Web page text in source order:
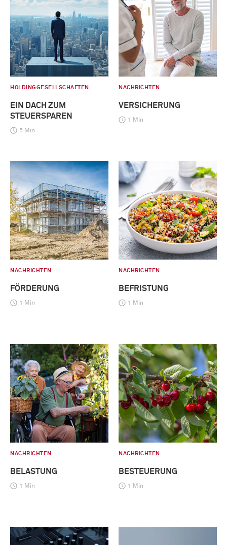
HOLDINGGESELLSCHAFTEN
EIN DACH ZUM
STEUERSPAREN
5 Min
NACHRICHTEN
VERSICHERUNG
1 Min
NACHRICHTEN
FÖRDERUNG
1 Min
NACHRICHTEN
BEFRISTUNG
1 Min
NACHRICHTEN
BELASTUNG
1 Min
NACHRICHTEN
BESTEUERUNG
1 Min